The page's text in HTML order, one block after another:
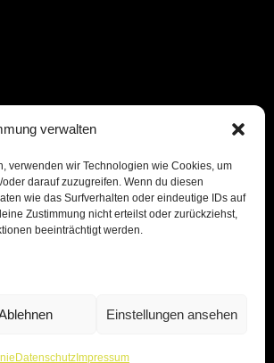
verwalten
verwenden wir Technologien wie Cookies, um
darauf zuzugreifen. Wenn du diesen
wie das Surfverhalten oder eindeutige IDs auf
Zustimmung nicht erteilst oder zurückziehst,
beeinträchtigt werden.
Einstellungen ansehen
DatenschutzImpressum